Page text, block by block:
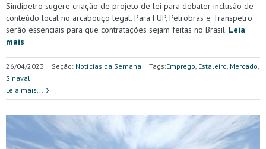
Sindipetro sugere criação de projeto de lei para debater inclusão de
conteúdo local no arcabouço legal. Para FUP, Petrobras e Transpetro
serão essenciais para que contratações sejam feitas no Brasil. Leia
mais
26/04/2023 | Seção: Notícias da Semana | Tags:Emprego, Estaleiro, Mercado,
Sinaval
Leia mais...